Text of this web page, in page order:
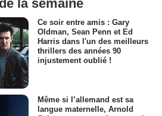
la semaine
Ce soir entre amis : Gary
Oldman, Sean Penn et Ed
Harris dans l'un des meilleurs
thrillers des années 90
injustement oublié !
Même si l’allemand est sa
langue maternelle, Arnold